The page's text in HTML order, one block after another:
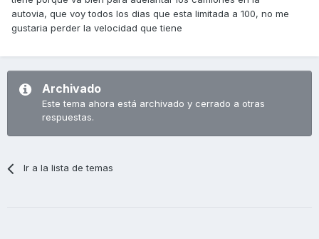
autovia, que voy todos los dias que esta limitada a 100, no me
gustaria perder la velocidad que tiene
Archivado
Este tema ahora está archivado y cerrado a otras
respuestas.
Ir a la lista de temas